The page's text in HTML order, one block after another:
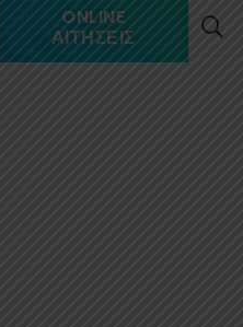
ONLINE
ΑΙΤΉΣΕΙΣ